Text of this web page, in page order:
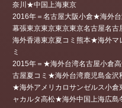
奈川★中国上海東京
2016年＝名古屋大阪小倉★海外
幕張東京東京東京東京名古屋名
海外香港東京夏コミ熊本★海外マ
ミ
2015年＝★海外台湾名古屋小倉
古屋夏コミ★海外台湾鹿児島金
★海外アメリカロサンゼルス小
ャカルタ高松★海外中国上海広島